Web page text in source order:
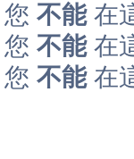
您 不能在
您 不能在
您 不能在